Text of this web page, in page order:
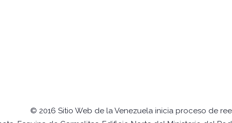
© 2016 Sitio Web de la Venezuela inicia proceso de